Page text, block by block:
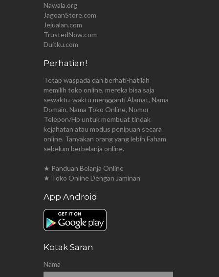
Nawala.org
JagoanStore.com
Jejualan.com
TrustedNow.com
Duitku.com
Perhatian!
Tetap waspada dan berhati-hatilah
memilih toko online, mereka bisa saja
sewaktu-waktu mengganti Alamat, Nama
Domain, Nama Toko Online, Nomor
Telepon/Hp untuk membuat tindak
kejahatan atau modus penipuan secara
online. Tanyakan orang yang lebih Faham
sebelum berbelanja online.
★ Panduan Belanja Online
★ Toko Online Dengan Jaminan
App Android
Kotak Saran
Nama